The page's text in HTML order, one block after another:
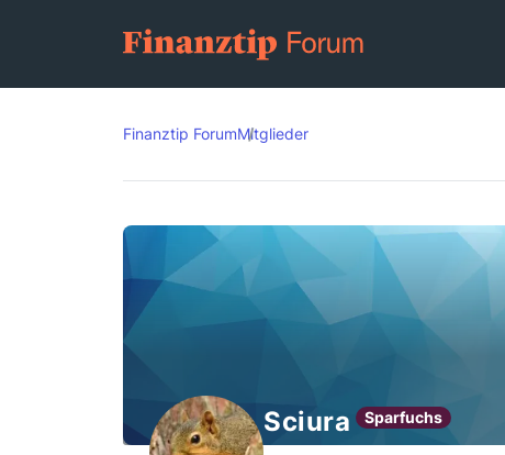
Finanztip ForumMitglieder
Sciura Sparfuchs